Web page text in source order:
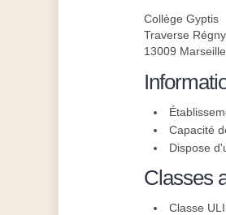
Collège Gyptis
Traverse Régny
13009 Marseille
Capacité
Dispose
Classes
Classe